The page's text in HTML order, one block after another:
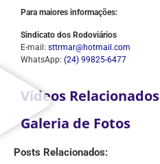
Para maiores informações:
Sindicato dos Rodoviários
E-mail: sttrmar@hotmail.com
WhatsApp: (24) 99825-6477
Vídeos Relacionados
Galeria de Fotos
Posts Relacionados: